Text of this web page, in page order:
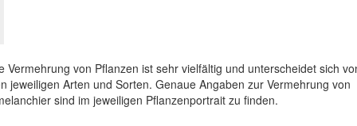
Vermehrung von Pflanzen ist sehr vielfältig und unterscheidet sich
jeweiligen Arten und Sorten. Genaue Angaben zur Vermehrung von
sind im jeweiligen Pflanzenportrait zu finden.